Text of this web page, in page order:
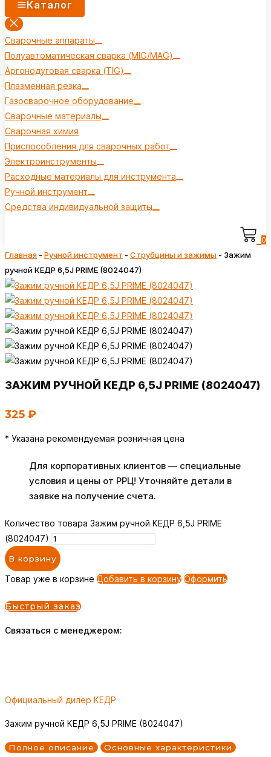
Каталог
Сварочные аппараты
Полуавтоматическая сварка (MIG/MAG)
Аргонодуговая сварка (TIG)
Плазменная резка
Газосварочное оборудование
Сварочные материалы
Сварочная химия
Приспособления для сварочных работ
Электроинструменты
Расходные материалы для инструмента
Ручной инструмент
Средства индивидуальной защиты
0
Главная - Ручной инструмент - Струбцины и зажимы - Зажим
ручной КЕДР 6,5J PRIME (8024047)
ЗАЖИМ РУЧНОЙ КЕДР 6,5J PRIME (8024047)
325 ₽
* Указана рекомендуемая розничная цена
Для корпоративных клиентов — специальные
условия и цены от РРЦ! Уточняйте детали в
заявке на получение счета.
Количество товара Зажим ручной КЕДР 6,5J PRIME
(8024047)
В корзину
Товар уже в корзине Добавить в корзину Оформить
Быстрый заказ
Связаться с менеджером:
Официальный дилер КЕДР
Зажим ручной КЕДР 6,5J PRIME (8024047)
Полное описание
Основные характеристики